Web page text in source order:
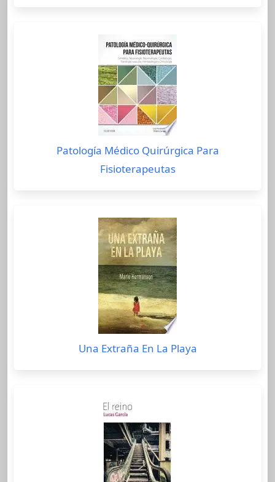
Patología Médico Quirúrgica Para
Fisioterapeutas
Una Extraña En La Playa